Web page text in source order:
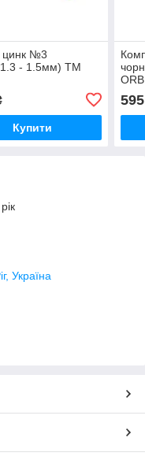
цинк №3
- 1.5мм) ТМ
Купити
Україна